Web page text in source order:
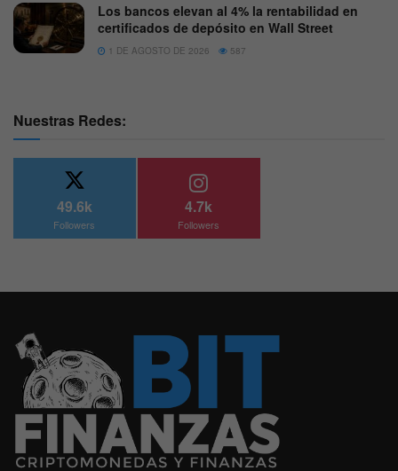
Los bancos elevan al 4% la rentabilidad en
certificados de depósito en Wall Street
1 DE AGOSTO DE 2026 587
Nuestras Redes:
49.6k
Followers
4.7k
Followers